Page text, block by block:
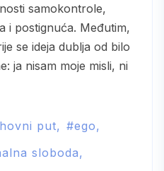
samokontrole,
i postignuća. Međutim,
se ideja dublja od bilo
ja nisam moje misli, ni
put
ego
sloboda